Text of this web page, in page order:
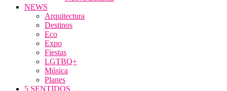
NEWS
Arquitectura
Destinos
Eco
Expo
Fiestas
LGTBQ+
Música
Planes
5 SENTIDOS